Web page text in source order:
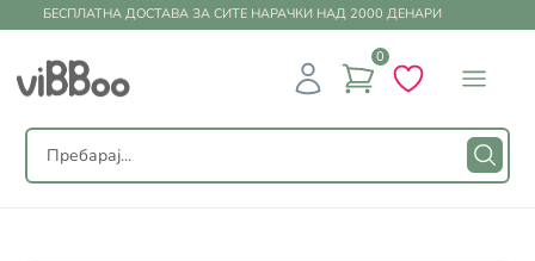
БЕСПЛАТНА ДОСТАВА ЗА СИТЕ НАРАЧКИ НАД 2000 ДЕНАРИ
0